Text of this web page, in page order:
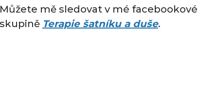
Můžete mě sledovat v mé facebookové
skupině Terapie šatníku a duše.